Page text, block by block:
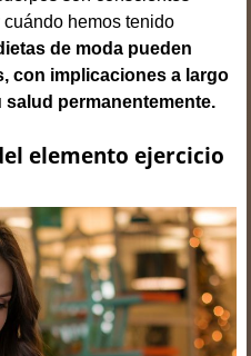
hemos tenido
de moda pueden
con implicaciones a largo
permanentemente.
elemento ejercicio